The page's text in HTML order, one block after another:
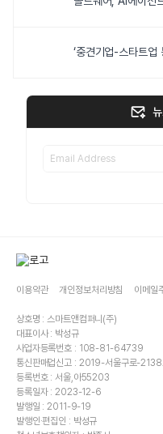
‘중견기업-스타트업
이용약관 개인정보처리방침 이메일
상호명 : 스마트앤컴퍼니(주)
대표이사 : 박성규
사업자등록번호 : 108-81-64739
통신판매업신고 : 2019-서울구로-
등록번호 : 서울,아55203
등록일자 : 2023-12-6
발행일 : 2011-9-19
발행인·편집인 : 박성규